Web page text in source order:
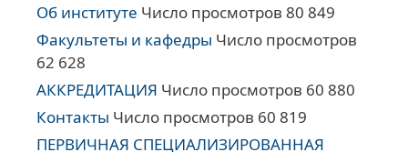
Об институте Число просмотров 80 849
Факультеты и кафедры Число просмотров
62 628
АККРЕДИТАЦИЯ Число просмотров 60 880
Контакты Число просмотров 60 819
ПЕРВИЧНАЯ СПЕЦИАЛИЗИРОВАННАЯ